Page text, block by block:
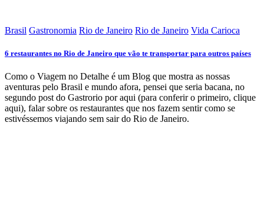
Brasil Gastronomia Rio de Janeiro Rio de Janeiro Vida Carioca
6 restaurantes no Rio de Janeiro que vão te transportar para outros países
Como o Viagem no Detalhe é um Blog que mostra as nossas
aventuras pelo Brasil e mundo afora, pensei que seria bacana, no
segundo post do Gastrorio por aqui (para conferir o primeiro, clique
aqui), falar sobre os restaurantes que nos fazem sentir como se
estivéssemos viajando sem sair do Rio de Janeiro.